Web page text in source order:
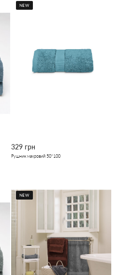
NEW
329 грн
Рушник махровий 50*100
NEW